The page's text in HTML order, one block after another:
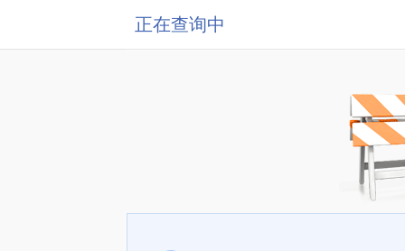
正在查询中